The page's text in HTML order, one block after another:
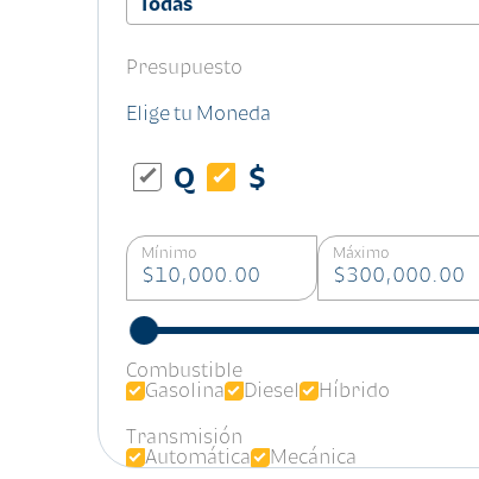
Presupuesto
Elige tu Moneda
Q $
Mínimo
$10,000.00
Máximo
$300,000.00
Combustible
Gasolina
Diesel
Híbrido
Transmisión
Automática
Mecánica